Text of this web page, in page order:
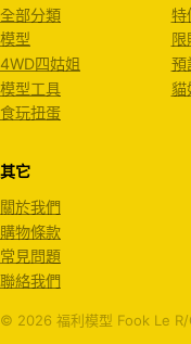
全部分類
模型
4WD四姑姐
模型工具
食玩扭蛋
特
限
預
貓
其它
關於我們
購物條款
常見問題
聯絡我們
© 2026 福利模型 Fook Le